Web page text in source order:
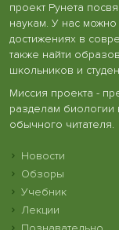
проект Рунета
наукам. У нас
достижениях в
также найти
школьников и
Миссия проекта -
разделам биологии
обычного читателя.
Новости
Обзоры
Учебник
Лекции